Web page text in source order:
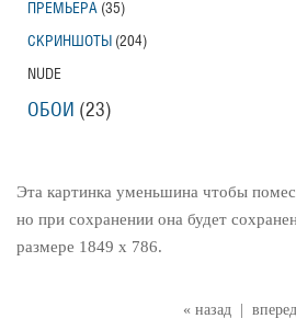
« назад
Эта картинка уменьшина чтобы
но при сохранении она будет
размере 1849 x 786.
ПРЕМЬЕРА (35)
СКРИНШОТЫ (204)
NUDE
ОБОИ (23)